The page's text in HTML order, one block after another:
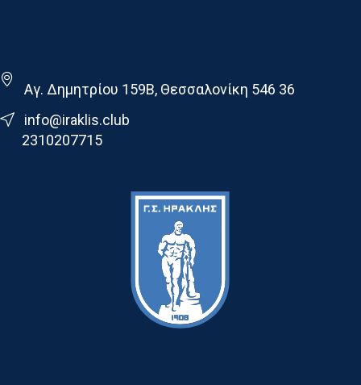
Αγ. Δημητρίου 159Β, Θεσσαλονίκη 546 36
info@iraklis.club
2310207715